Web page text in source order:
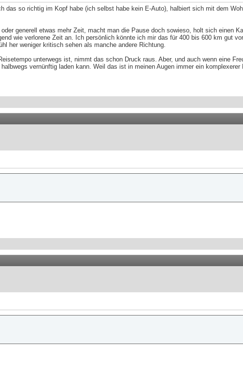
das so richtig im Kopf habe (ich selbst habe kein E-Auto), halbiert sich mit dem
generell etwas mehr Zeit, macht man die Pause doch sowieso, holt sich einen
wie verlorene Zeit an. Ich persönlich könnte ich mir das für 400 bis 600 km gut
her weniger kritisch sehen als manche andere Richtung.
unterwegs ist, nimmt das schon Druck raus. Aber, und auch wenn eine
vernünftig laden kann. Weil das ist in meinen Augen immer ein